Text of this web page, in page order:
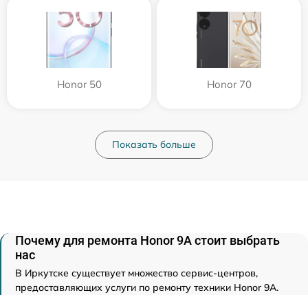
Honor 50 Honor 70
Показать больше
Почему для ремонта Honor 9A стоит выбрать
нас
В Иркутске существует множество сервис-центров,
предоставляющих услуги по ремонту техники Honor 9A.